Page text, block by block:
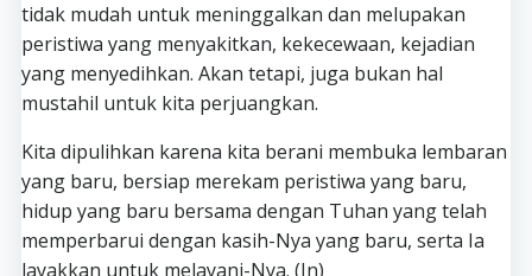
tidak mudah untuk meninggalkan dan melupakan
peristiwa yang menyakitkan, kekecewaan, kejadian
yang menyedihkan. Akan tetapi, juga bukan hal
mustahil untuk kita perjuangkan.
Kita dipulihkan karena kita berani membuka lembaran
yang baru, bersiap merekam peristiwa yang baru,
hidup yang baru bersama dengan Tuhan yang telah
memperbarui dengan kasih-Nya yang baru, serta Ia
layakkan untuk melayani-Nya. (In)